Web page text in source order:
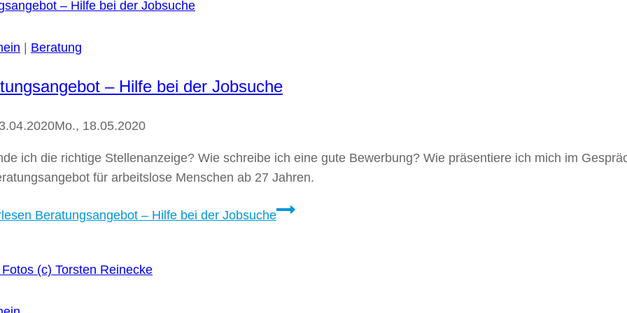
Beratung
– Hilfe bei der Jobsuche
Mo., 18.05.2020
ich die richtige Stellenanzeige? Wie schreibe ich eine gute Bewerbung? Wie präsentiere ich mich im
für arbeitslose Menschen ab 27 Jahren.
Beratungsangebot – Hilfe bei der Jobsuche